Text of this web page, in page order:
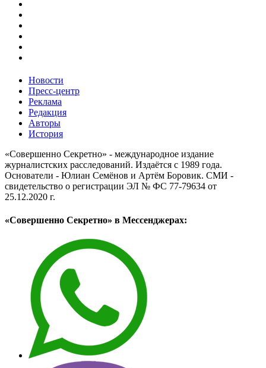
Новости
Пресс-центр
Реклама
Редакция
Авторы
История
«Совершенно Секретно» - международное издание
журналистских расследований. Издаётся с 1989 года.
Основатели - Юлиан Семёнов и Артём Боровик. CМИ -
свидетельство о регистрации ЭЛ № ФС 77-79634 от
25.12.2020 г.
«Совершенно Секретно» в Мессенджерах: